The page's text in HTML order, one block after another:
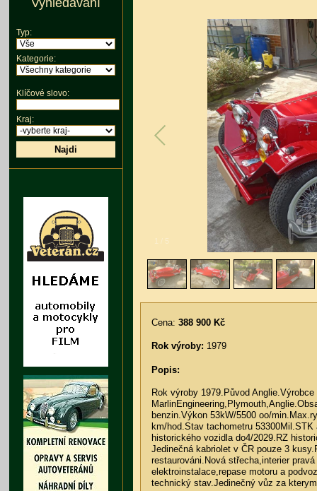
/ 5
Cena: 388 900 Kč
Rok výroby: 1979
Popis:
Rok výroby 1979.Původ Anglie.Výrobce
benzin.Výkon 53kW/5500 oo/
km/hod.Stav tachometru 53300Mil.STK
historického vozidla do4/2029.RZ
Jedinečná kabriolet v ČR pouze 3
restaurováni.Nová střecha,interier
elektroinstalace,repase motoru a
technický stav.Jedinečný vůz za
Typ:
Kategorie:
Klíčové slovo:
Kraj:
Najdi